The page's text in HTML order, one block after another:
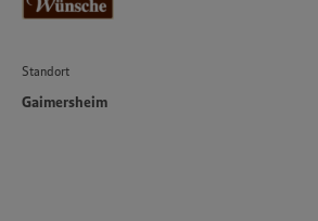
Standort
Gaimersheim